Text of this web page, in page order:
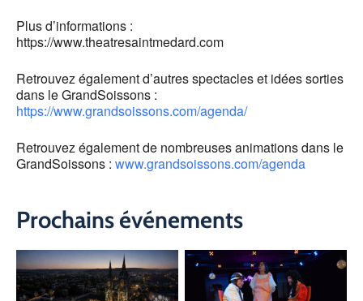
Plus d’informations :
https://www.theatresaintmedard.com
Retrouvez également d’autres spectacles et idées sorties
dans le GrandSoissons :
https://www.grandsoissons.com/agenda/
Retrouvez également de nombreuses animations dans le
GrandSoissons : www.grandsoissons.com/agenda
Prochains événements